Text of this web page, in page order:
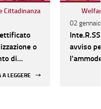
Cittadinanza
o
di
LEGGERE
02
avviso